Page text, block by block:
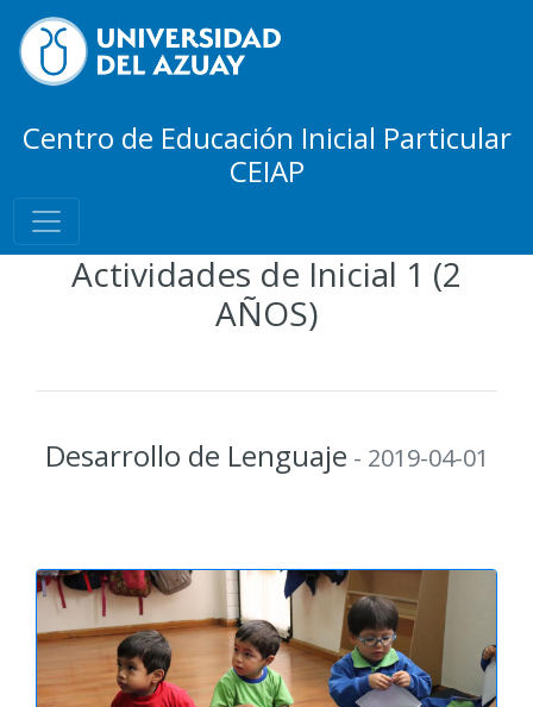
Centro de Educación Inicial Particular
CEIAP
Actividades de Inicial 1 (2
AÑOS)
Desarrollo de Lenguaje - 2019-04-01